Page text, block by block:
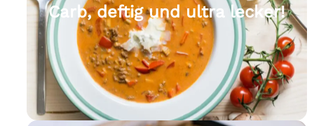
Carb, deftig und ultra lecker!